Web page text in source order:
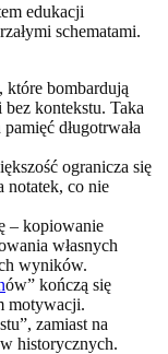
edukacji
schematami.
które bombardują
kontekstu. Taka
długotrwała
ogranicza się
notatek, co nie
– kopiowanie
własnych
wyników.
ów” kończą się
motywacji.
zamiast na
historycznych.